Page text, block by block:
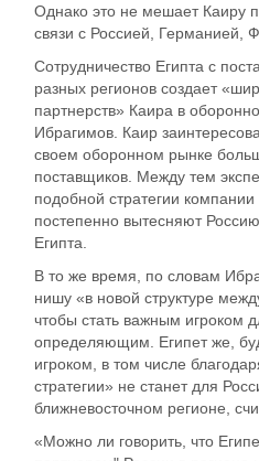
Однако это не мешает Каиру
связи с Россией, Германией,
Сотрудничество Египта с
разных регионов создает
партнерств» Каира в
Ибрагимов. Каир
своем оборонном рынке
поставщиков. Между тем
подобной стратегии
постепенно вытесняют
Египта.
В то же время, по словам
нишу «в новой структуре
чтобы стать важным игроком
определяющим. Египет же,
игроком, в том числе
стратегии» не станет для
ближневосточном регионе,
«Можно ли говорить, что